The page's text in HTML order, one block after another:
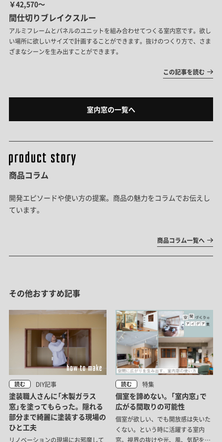
￥42,570～
間仕切りブレイクスルー
アルミフレームとパネルのユニットを組み合わせてつくる室内窓です。欲し
い場所に欲しいサイズで計画することができます。抜けのつくり方で、さま
ざまなシーンを生み出すことができます。
この記事を読む
室内窓の一覧へ
商品コラム
開発エピソードや使い方の提案。商品の魅力をコラムでお伝えし
ています。
商品コラム一覧へ
その他おすすめ記事
読む DIY記事
塗装職人さんに「木製ガラス
窓」を塗ってもらった。隠れる
部分まで綺麗に塗装する現場の
ひと工夫
リノベーションの現場にお邪魔して
読む 特集
個室を諦めない。「室内窓」で
広がる間取りの可能性
個室が欲しい、でも開放感は失いた
くない。という時に活躍する室内
窓。視界の抜けや光、風、気配を通